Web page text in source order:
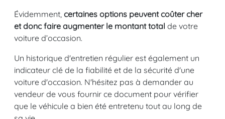
Évidemment, certaines options peuvent coûter cher
et donc faire augmenter le montant total de votre
voiture d’occasion.
Un historique d'entretien régulier est également un
indicateur clé de la fiabilité et de la sécurité d'une
voiture d'occasion. N'hésitez pas à demander au
vendeur de vous fournir ce document pour vérifier
que le véhicule a bien été entretenu tout au long de